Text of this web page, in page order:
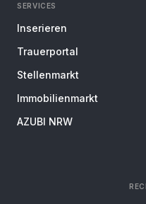
SERVICES
Inserieren
Trauerportal
Stellenmarkt
Immobilienmarkt
AZUBI NRW